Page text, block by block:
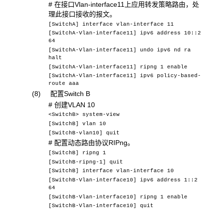
# 在接口Vlan-interface11上应用转发策略路由，处
理此接口接收的报文。
[SwitchA] interface vlan-interface 11
[SwitchA-Vlan-interface11] ipv6 address 10::2
64
[SwitchA-Vlan-interface11] undo ipv6 nd ra
halt
[SwitchA-Vlan-interface11] ripng 1 enable
[SwitchA-Vlan-interface11] ipv6 policy-based-
route aaa
(8) 配置Switch B
# 创建VLAN 10
<SwitchB> system-view
[SwitchB] vlan 10
[SwitchB-vlan10] quit
# 配置动态路由协议RIPng。
[SwitchB] ripng 1
[SwitchB-ripng-1] quit
[SwitchB] interface vlan-interface 10
[SwitchB-Vlan-interface10] ipv6 address 1::2
64
[SwitchB-Vlan-interface10] ripng 1 enable
[SwitchB-Vlan-interface10] quit